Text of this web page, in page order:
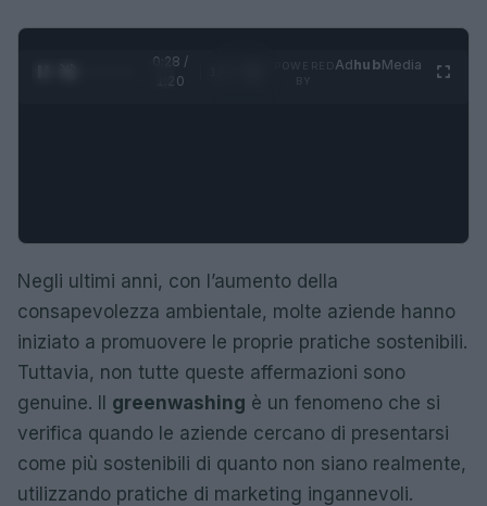
0:29 /
1:20
AdhubMedia
Negli ultimi anni, con l’aumento della
consapevolezza ambientale, molte aziende hanno
iniziato a promuovere le proprie pratiche sostenibili.
Tuttavia, non tutte queste affermazioni sono
genuine. Il greenwashing è un fenomeno che si
verifica quando le aziende cercano di presentarsi
come più sostenibili di quanto non siano realmente,
utilizzando pratiche di marketing ingannevoli.